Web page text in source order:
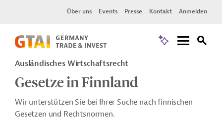
Über uns Events Presse Kontakt Anmelden
Ausländisches Wirtschaftsrecht
Gesetze in Finnland
Wir unterstützen Sie bei Ihrer Suche nach finnischen
Gesetzen und Rechtsnormen.